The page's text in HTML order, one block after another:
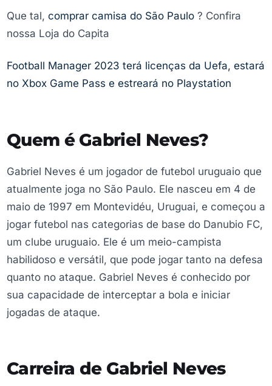
Que tal, comprar camisa do São Paulo ? Confira
nossa Loja do Capita
Football Manager 2023 terá licenças da Uefa, estará
no Xbox Game Pass e estreará no Playstation
Quem é Gabriel Neves?
Gabriel Neves é um jogador de futebol uruguaio que
atualmente joga no São Paulo. Ele nasceu em 4 de
maio de 1997 em Montevidéu, Uruguai, e começou a
jogar futebol nas categorias de base do Danubio FC,
um clube uruguaio. Ele é um meio-campista
habilidoso e versátil, que pode jogar tanto na defesa
quanto no ataque. Gabriel Neves é conhecido por
sua capacidade de interceptar a bola e iniciar
jogadas de ataque.
Carreira de Gabriel Neves